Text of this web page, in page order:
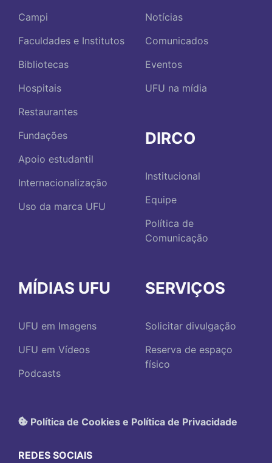
Campi
Faculdades e Institutos
Bibliotecas
Hospitais
Restaurantes
Fundações
Apoio estudantil
Internacionalização
Uso da marca UFU
Notícias
Comunicados
Eventos
UFU na mídia
DIRCO
Institucional
Equipe
Política de
Comunicação
MÍDIAS UFU
UFU em Imagens
UFU em Vídeos
Podcasts
SERVIÇOS
Solicitar divulgação
Reserva de espaço
físico
Política de Cookies e Política de Privacidade
REDES SOCIAIS